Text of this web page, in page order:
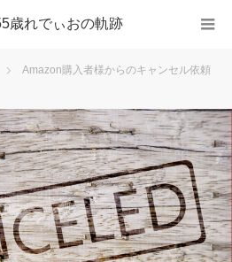
歳れでぃおの軌跡
Amazon購入者様からのキャンセル依頼